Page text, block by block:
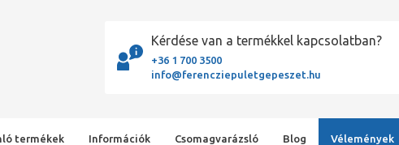
Kérdése van a termékkel kapcsolatban?
+36 1 700 3500
info@ferencziepuletgepeszet.hu
termékek Információk Csomagvarázsló Blog Vélemények